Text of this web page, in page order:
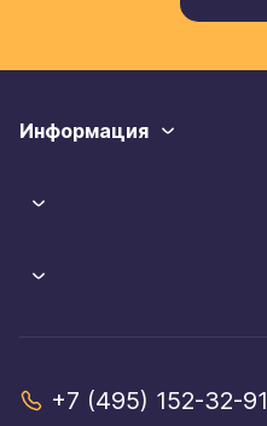
Информация
+7 (495) 152-32-91